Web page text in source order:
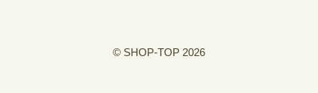
© SHOP-TOP 2026